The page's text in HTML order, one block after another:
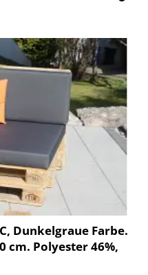
Dunkelgraue Farbe.
cm. Polyester 46%,